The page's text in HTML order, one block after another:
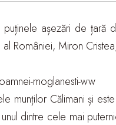
așezări de
României, Miron
Călimani și
dintre cele mai